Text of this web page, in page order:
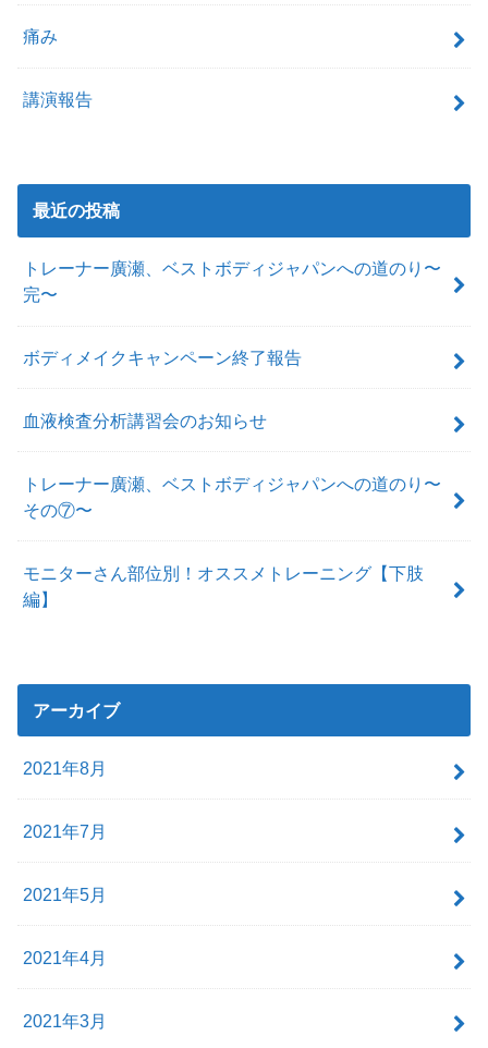
痛み
講演報告
最近の投稿
トレーナー廣瀬、ベストボディジャパンへの道のり〜
完〜
ボディメイクキャンペーン終了報告
血液検査分析講習会のお知らせ
トレーナー廣瀬、ベストボディジャパンへの道のり〜
その⑦〜
モニターさん部位別！オススメトレーニング【下肢
編】
アーカイブ
2021年8月
2021年7月
2021年5月
2021年4月
2021年3月